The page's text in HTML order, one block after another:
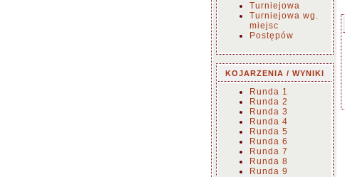
Turniejowa
Turniejowa wg.
miejsc
Postępów
KOJARZENIA / WYNIKI
Runda 1
Runda 2
Runda 3
Runda 4
Runda 5
Runda 6
Runda 7
Runda 8
Runda 9